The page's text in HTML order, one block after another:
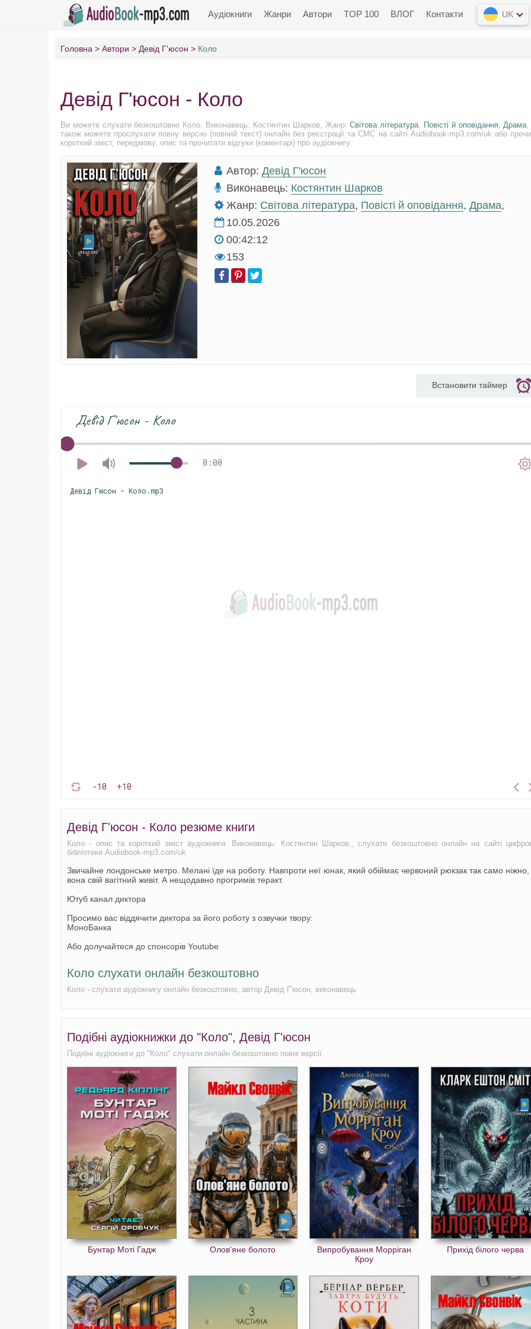
Аудіокниги Жанри Автори TOP 100 ВЛОГ Контакти UK
Головна Автори Девід Г'юсон Коло
Девід Г'юсон - Коло
Ви можете слухати безкоштовно Коло. Виконавець: Костянтин Шарков, Жанр:Світова література, Повісті й оповідання,Драмa,
також можете прослухати повну версію (повний текст) онлайн без реєстрації та СМС на сайті Audiobook-mp3.com/uk або
короткий зміст, передмову, опис та прочитати відгуки (коментарі) про аудіокнигу.
Автор: Девід Г'юсон
Виконавець: Костянтин Шарков
Жанр: Світова література, Повісті й оповідання, Драмa,
10.05.2026
00:42:12
153
Встановити таймер
Девід Г'юсон - Коло
0:00
-10 +10
Девід Гюсон - Коло.mp3
Девід Г'юсон - Коло резюме книги
Коло - опис та короткий зміст аудіокниги. Виконавець: Костянтин Шарков,, слухати безкоштовно онлайн на сайті
бібліотеки Audiobook-mp3.com/uk
Звичайне лондонське метро. Мелані їде на роботу. Навпроти неї юнак, який обіймає червоний рюкзак так само ніжно,
вона свій вагітний живіт. А нещодавно прогримів теракт.
Ютуб канал диктора
Просимо вас віддячити диктора за його роботу з озвучки твору:
МоноБанка
Або долучайтеся до спонсорів Youtube
Коло слухати онлайн безкоштовно
Коло - слухати аудіокнигу онлайн безкоштовно, автор Девід Г'юсон, виконавець
Подібні аудіокнижки до "Коло", Девід Г'юсон
Подібні аудіокниги до "Коло" слухати онлайн безкоштовно повні версії.
Бунтар Моті Гадж Олов'яне болото
Випробування Морріган
Кроу
Прихід білого черва